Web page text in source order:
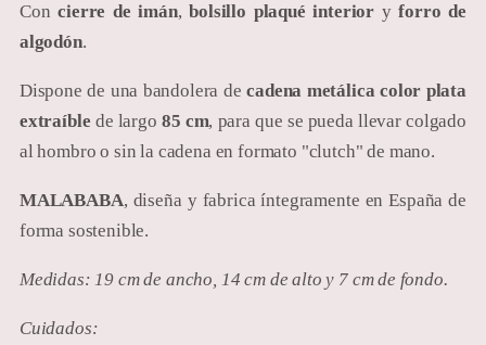
Concierre de imán,bolsillo plaqué interior yforro de
algodón.
Dispone de una bandolera decadena metálica color plata
extraíble de largo 85 cm, para que se pueda llevar colgado
al hombro o sin la cadena en formato "clutch" de mano.
MALABABA, diseña y fabrica íntegramente en España de
forma sostenible.
Medidas: 19 cm de ancho, 14 cm de alto y 7 cm de fondo.
Cuidados: